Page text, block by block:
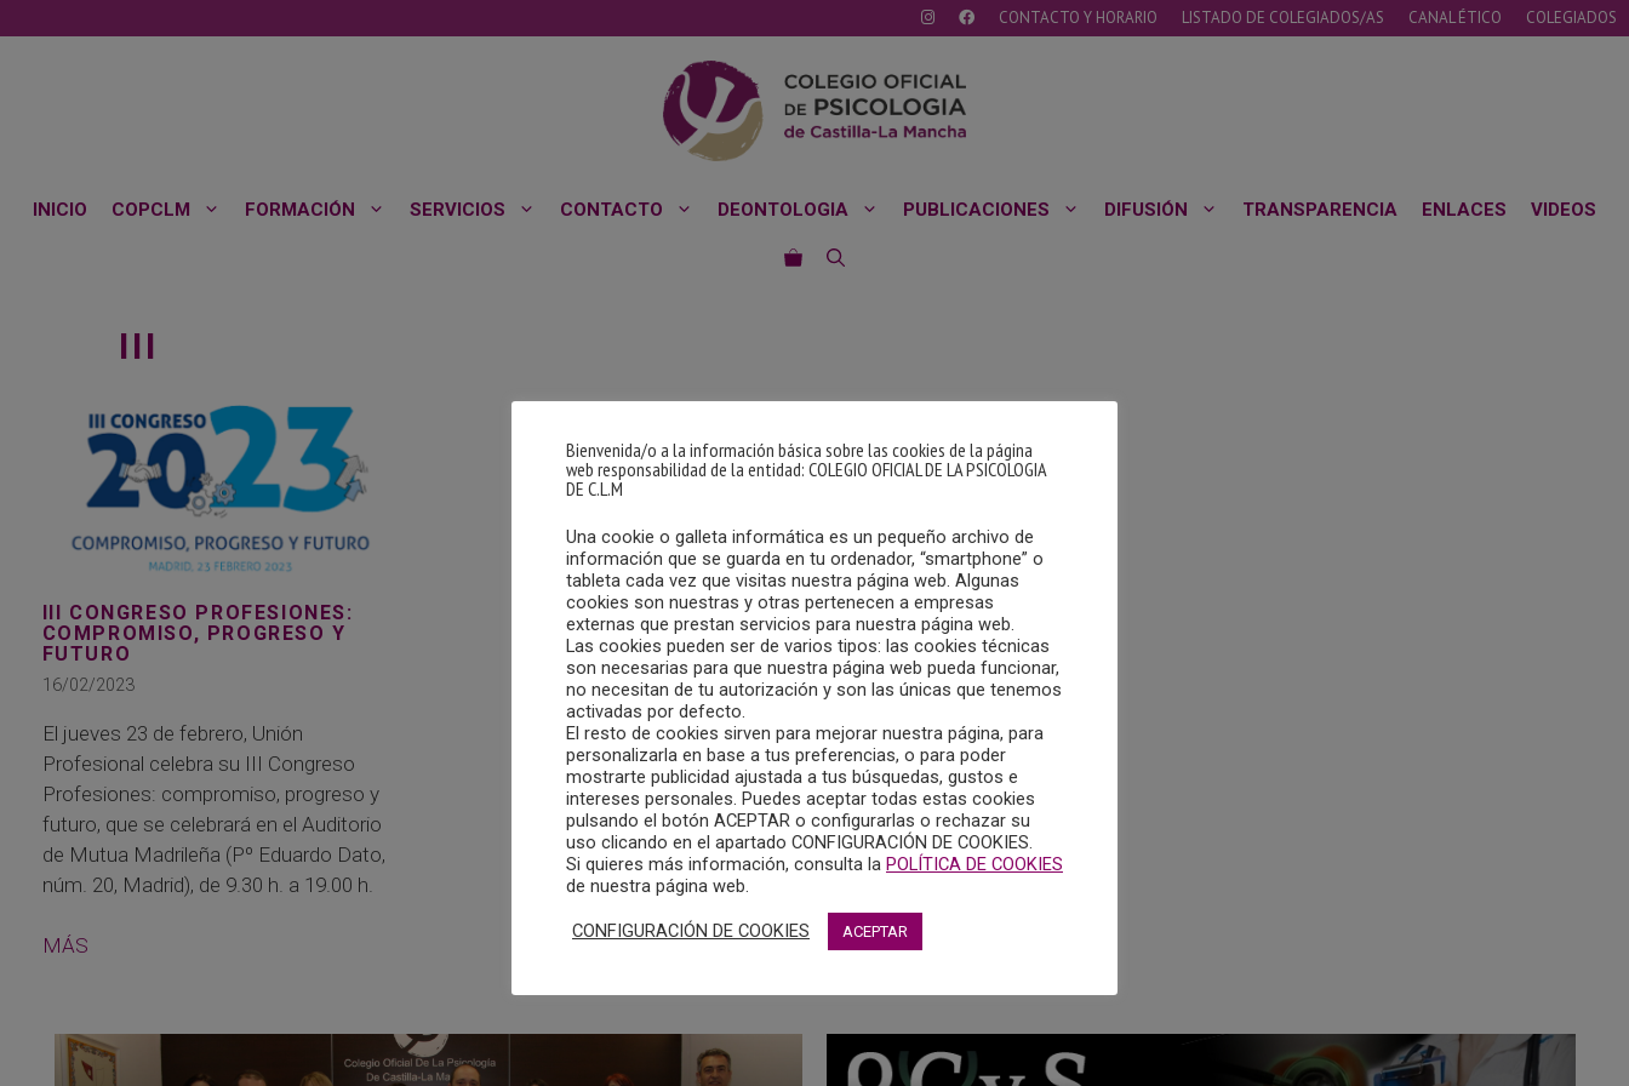
al
CONTACTO Y HORARIO LISTADO DE COLEGIADOS/AS CANAL ÉTICO COLEGIADOS
INICIO COPCLM FORMACIÓN SERVICIOS CONTACTO DEONTOLOGIA PUBLICACIONES DIFUSIÓN TRANSPARENCIA ENLACES VIDEOS
III
III CONGRESO PROFESIONES:
COMPROMISO, PROGRESO Y
FUTURO
16/02/2023
El jueves 23 de febrero, Unión
Profesional celebra su III Congreso
Profesiones: compromiso, progreso y
futuro, que se celebrará en el Auditorio
de Mutua Madrileña (Pº Eduardo Dato,
núm. 20, Madrid), de 9.30 h. a 19.00 h.
MÁS
Bienvenida/o a la información básica sobre las cookies de la página
web responsabilidad de la entidad: COLEGIO OFICIAL DE LA PSICOLOGIA
DE C.L.M
Una cookie o galleta informática es un pequeño archivo de
información que se guarda en tu ordenador, “smartphone” o
tableta cada vez que visitas nuestra página web. Algunas
cookies son nuestras y otras pertenecen a empresas
externas que prestan servicios para nuestra página web.
Las cookies pueden ser de varios tipos: las cookies técnicas
son necesarias para que nuestra página web pueda funcionar,
no necesitan de tu autorización y son las únicas que tenemos
activadas por defecto.
El resto de cookies sirven para mejorar nuestra página, para
personalizarla en base a tus preferencias, o para poder
mostrarte publicidad ajustada a tus búsquedas, gustos e
intereses personales. Puedes aceptar todas estas cookies
pulsando el botón ACEPTAR o configurarlas o rechazar su
uso clicando en el apartado CONFIGURACIÓN DE COOKIES.
Si quieres más información, consulta la POLÍTICA DE COOKIES
de nuestra página web.
CONFIGURACIÓN DE COOKIES ACEPTAR